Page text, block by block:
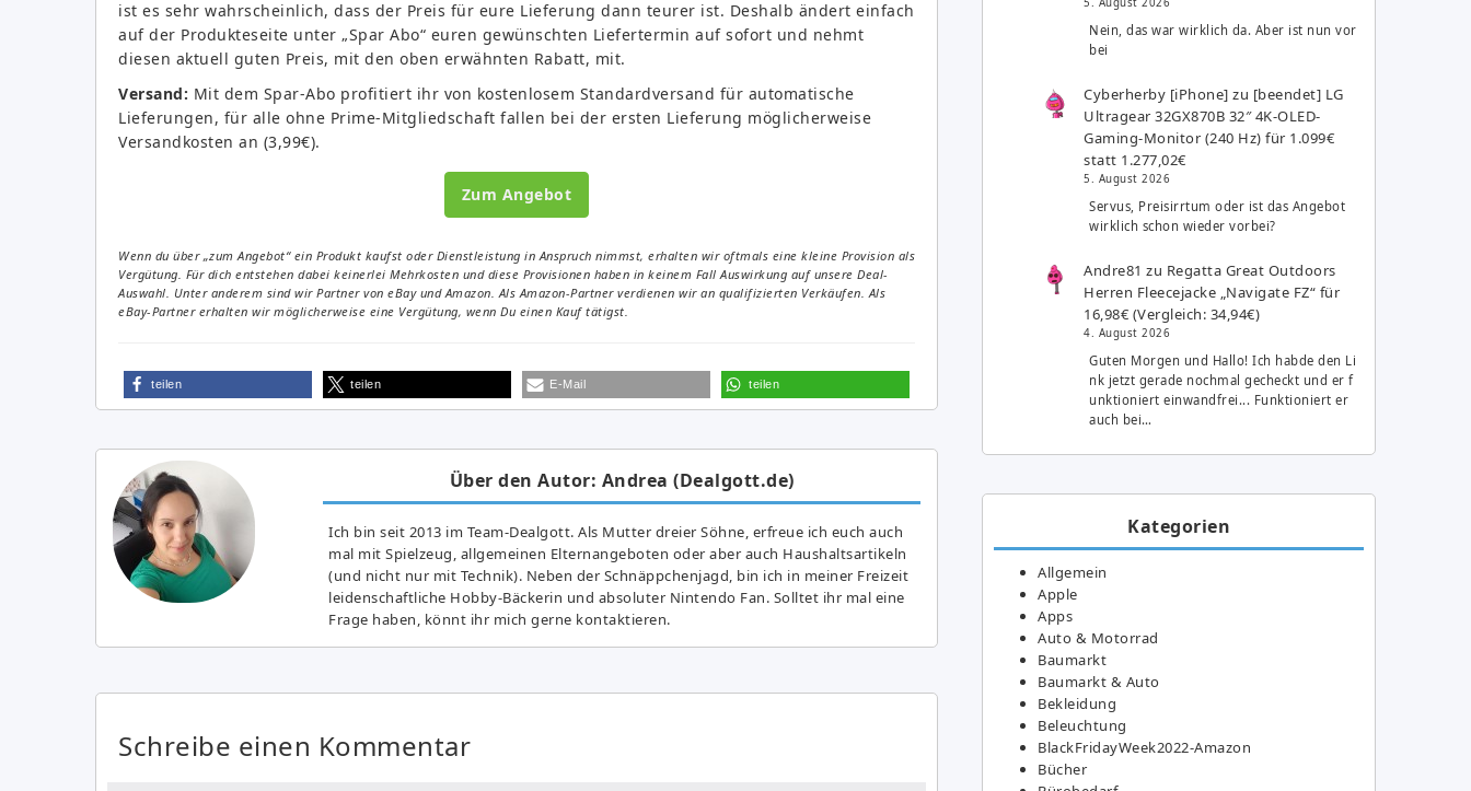
ist es sehr wahrscheinlich, dass der Preis für eure Lieferung dann teurer ist. Deshalb ändert einfach
auf der Produkteseite unter „Spar Abo“ euren gewünschten Liefertermin auf sofort und nehmt
diesen aktuell guten Preis, mit den oben erwähnten Rabatt, mit.
Versand: Mit dem Spar-Abo profitiert ihr von kostenlosem Standardversand für automatische
Lieferungen, für alle ohne Prime-Mitgliedschaft fallen bei der ersten Lieferung möglicherweise
Versandkosten an (3,99€).
Zum Angebot
Wenn du über „zum Angebot“ ein Produkt kaufst oder Dienstleistung in Anspruch nimmst, erhalten wir oftmals eine kleine Provision als
Vergütung. Für dich entstehen dabei keinerlei Mehrkosten und diese Provisionen haben in keinem Fall Auswirkung auf unsere Deal-
Auswahl. Unter anderem sind wir Partner von eBay und Amazon. Als Amazon-Partner verdienen wir an qualifizierten Verkäufen. Als
eBay-Partner erhalten wir möglicherweise eine Vergütung, wenn Du einen Kauf tätigst.
teilen teilen E-Mail teilen
Über den Autor: Andrea (Dealgott.de)
Ich bin seit 2013 im Team-Dealgott. Als Mutter dreier Söhne, erfreue ich euch auch
mal mit Spielzeug, allgemeinen Elternangeboten oder aber auch Haushaltsartikeln
(und nicht nur mit Technik). Neben der Schnäppchenjagd, bin ich in meiner Freizeit
leidenschaftliche Hobby-Bäckerin und absoluter Nintendo Fan. Solltet ihr mal eine
Frage haben, könnt ihr mich gerne kontaktieren.
Schreibe einen Kommentar
Nein, das war wirklich da. Aber ist nun vor
bei
Cyberherby [iPhone] zu [beendet] LG
Ultragear 32GX870B 32″ 4K-OLED-
Gaming-Monitor (240 Hz) für 1.099€
statt 1.277,02€
5. August 2026
Servus, Preisirrtum oder ist das Angebot
wirklich schon wieder vorbei?
Andre81 zu Regatta Great Outdoors
Herren Fleecejacke „Navigate FZ“ für
16,98€ (Vergleich: 34,94€)
4. August 2026
Guten Morgen und Hallo! Ich habde den Li
nk jetzt gerade nochmal gecheckt und er f
unktioniert einwandfrei... Funktioniert er
auch bei…
Kategorien
Allgemein
Apple
Apps
Auto & Motorrad
Baumarkt
Baumarkt & Auto
Bekleidung
Beleuchtung
BlackFridayWeek2022-Amazon
Bücher